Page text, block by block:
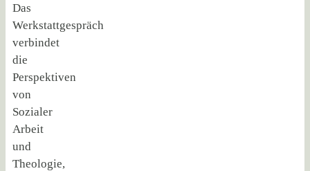
Das
Werkstattgespräch
verbindet
die
Perspektiven
von
Sozialer
Arbeit
und
Theologie,